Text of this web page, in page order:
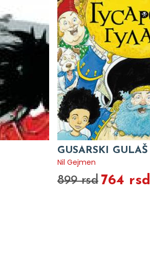
GUSARSKI GULAŠ
Nil Gejmen
899 rsd 764 rsd